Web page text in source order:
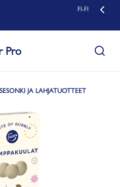
FI-FI
Pro
SESONKI JA LAHJATUOTTEET